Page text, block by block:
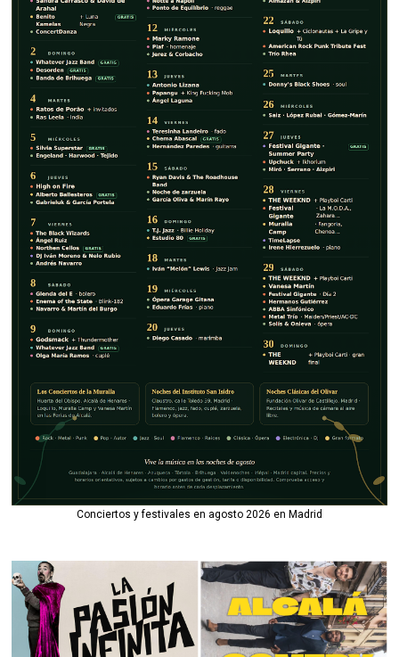
Conciertos y festivales en agosto 2026 en Madrid